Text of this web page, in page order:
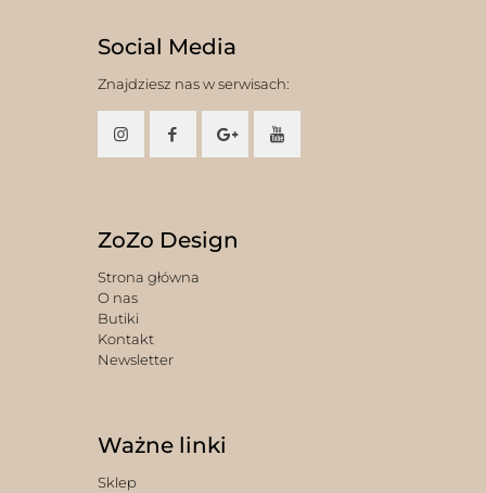
Social Media
Znajdziesz nas w serwisach:
ZoZo Design
Strona główna
O nas
Butiki
Kontakt
Newsletter
Ważne linki
Sklep